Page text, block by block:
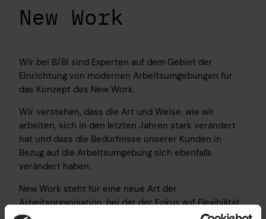
New Work
Wir bei B/BI sind Experten auf dem Gebiet der
Einrichtung von modernen Arbeitsumgebungen für
das Konzept des New Work.
Wir verstehen, dass die Art und Weise, wie wir
arbeiten, sich in den letzten Jahren stark verändert
hat und dass die Bedürfnisse unserer Kunden in
Bezug auf die Arbeitsumgebung sich ebenfalls
verändert haben.
New Work steht für eine neue Art der
Arbeitsorganisation, bei der der Fokus auf Flexibilität,
Zusammenarbeit und Kreativität liegt. Unsere